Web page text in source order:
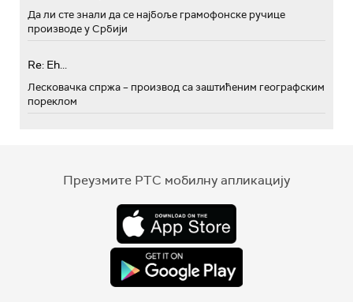
Да ли сте знали да се најбоље грамофонске ручице
производе у Србији
Re: Eh...
Лесковачка спржа – производ са заштићеним географским
пореклом
Преузмите РТС мобилну апликацију